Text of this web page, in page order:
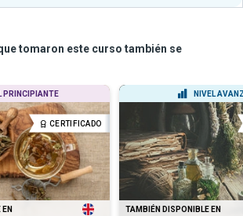
tomaron este curso también se
PRINCIPIANTE
CERTIFICADO
NIVEL
TAMBIÉN DISPONIBLE EN